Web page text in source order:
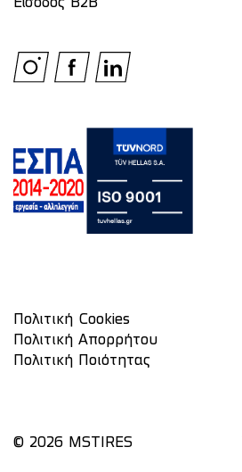
Είσοδος Β2Β
© 2026 MSTIRES
Πολιτική Cookies
Πολιτική Απορρήτου
Πολιτική Ποιότητας